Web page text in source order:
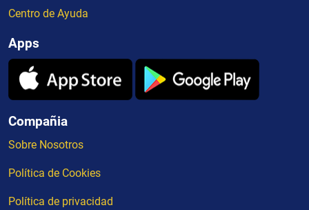
Centro de Ayuda
Apps
Compañia
Sobre Nosotros
Política de Cookies
Política de privacidad